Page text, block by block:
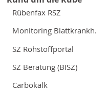
SZ Rohstoffportal
SZ Beratung (BISZ)
Carbokalk
Rübenfax RSZ
Monitoring Blattkrankh.